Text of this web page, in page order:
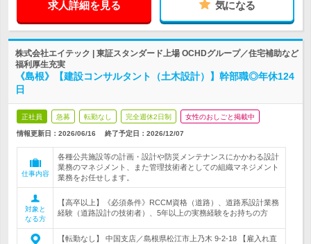
求人詳細を見る 気になる
株式会社エイテック | 東証スタンダード上場 OCHDグループ／住宅補助など
福利厚生充実
《島根》【建設コンサルタント（土木設計）】幹部職◎年休124
日
正社員 急募 転勤なし 完全週休2日制 女性のおしごと掲載中
情報更新日：2026/06/16 終了予定日： 2026/12/07
仕事内容
各種公共施設等の計画・設計や防災メンテナンスにかかわる設計
業務のマネジメント、また管理技術者としての組織マネジメント
業務をお任せします。
対象と
なる方
【高卒以上】《必須条件》RCCM資格（道路）、道路系設計業務
経験（道路設計の技術者）、5年以上の実務経験をお持ちの方
【転勤なし】 中国支店／島根県松江市上乃木 9-2-18 【雇入れ直